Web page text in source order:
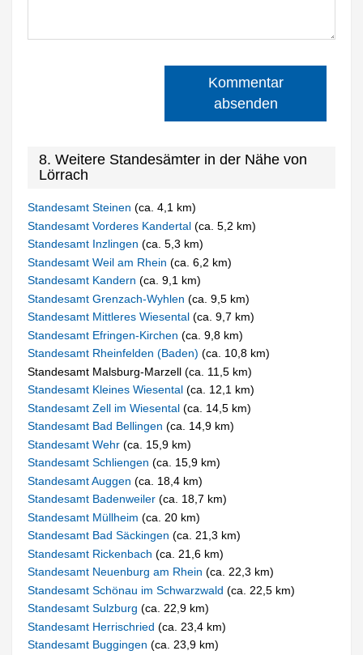
Kommentar
absenden
8. Weitere Standesämter in der Nähe von
Lörrach
Standesamt Steinen(ca. 4,1 km)
Standesamt Vorderes Kandertal(ca. 5,2 km)
Standesamt Inzlingen(ca. 5,3 km)
Standesamt Weil am Rhein(ca. 6,2 km)
Standesamt Kandern(ca. 9,1 km)
Standesamt Grenzach-Wyhlen(ca. 9,5 km)
Standesamt Mittleres Wiesental(ca. 9,7 km)
Standesamt Efringen-Kirchen(ca. 9,8 km)
Standesamt Rheinfelden (Baden)(ca. 10,8 km)
Standesamt Malsburg-Marzell (ca. 11,5 km)
Standesamt Kleines Wiesental(ca. 12,1 km)
Standesamt Zell im Wiesental(ca. 14,5 km)
Standesamt Bad Bellingen(ca. 14,9 km)
Standesamt Wehr(ca. 15,9 km)
Standesamt Schliengen(ca. 15,9 km)
Standesamt Auggen(ca. 18,4 km)
Standesamt Badenweiler(ca. 18,7 km)
Standesamt Müllheim(ca. 20 km)
Standesamt Bad Säckingen(ca. 21,3 km)
Standesamt Rickenbach(ca. 21,6 km)
Standesamt Neuenburg am Rhein(ca. 22,3 km)
Standesamt Schönau im Schwarzwald(ca. 22,5 km)
Standesamt Sulzburg(ca. 22,9 km)
Standesamt Herrischried(ca. 23,4 km)
Standesamt Buggingen(ca. 23,9 km)